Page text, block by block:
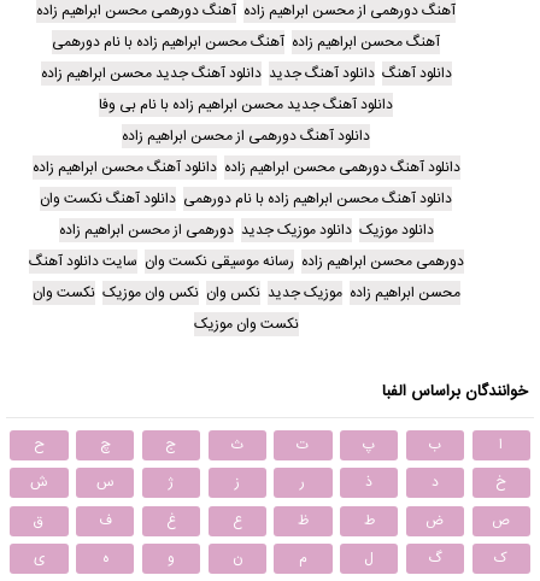
آهنگ دورهمی از محسن ابراهیم زاده آهنگ دورهمی محسن ابراهیم زاده
آهنگ محسن ابراهیم زاده آهنگ محسن ابراهیم زاده با نام دورهمی
دانلود آهنگ دانلود آهنگ جدید دانلود آهنگ جدید محسن ابراهیم زاده
دانلود آهنگ جدید محسن ابراهیم زاده با نام بی وفا
دانلود آهنگ دورهمی از محسن ابراهیم زاده
دانلود آهنگ دورهمی محسن ابراهیم زاده دانلود آهنگ محسن ابراهیم زاده
دانلود آهنگ محسن ابراهیم زاده با نام دورهمی دانلود آهنگ نکست وان
دانلود موزیک دانلود موزیک جدید دورهمی از محسن ابراهیم زاده
دورهمی محسن ابراهیم زاده رسانه موسیقی نکست وان سایت دانلود آهنگ
محسن ابراهیم زاده موزیک جدید نکس وان نکس وان موزیک نکست وان
نکست وان موزیک
خوانندگان براساس الفبا
ا ب پ ت ث ج چ
ح
خ
د ذ ر ز ژ س
ش
ص
ض ط ظ ع غ ف
ق
ک
گ ل م ن و ه ی